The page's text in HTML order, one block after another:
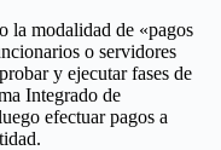
la modalidad de «pagos
o servidores
y ejecutar fases de
Integrado de
efectuar pagos a